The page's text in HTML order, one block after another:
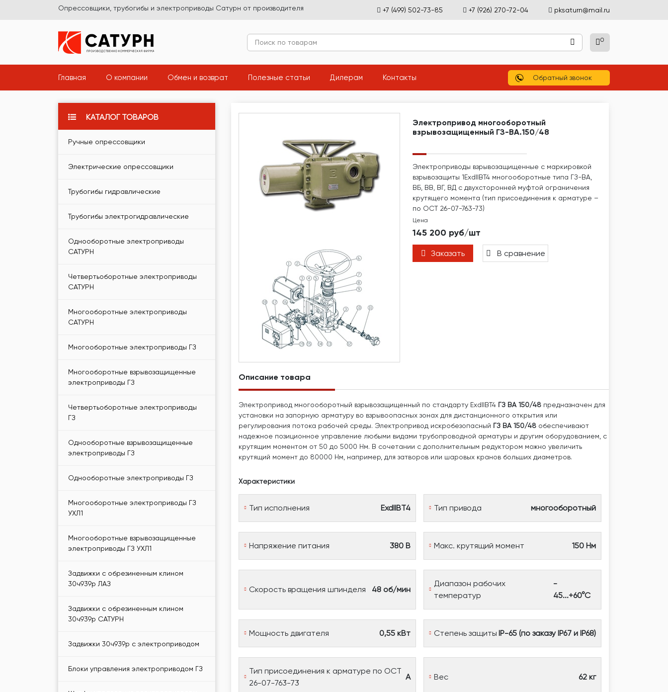
Опрессовщики, трубогибы и электроприводы Сатурн от производителя +7 (499) 502-73-85 +7 (926) 270-72-04 pksaturn@mail.ru
0
Главная (current)О компании (current)Обмен и возврат (current)Полезные статьи (current)Дилерам (current)Контакты Обратный звонок
КАТАЛОГ ТОВАРОВ
Ручные опрессовщики
Электрические опрессовщики
Трубогибы гидравлические
Трубогибы электрогидравлические
Однооборотные электроприводы
САТУРН
Четвертьоборотные электроприводы
САТУРН
Многооборотные электроприводы
САТУРН
Многооборотные электроприводы ГЗ
Многооборотные взрывозащищенные
электроприводы ГЗ
Четвертьоборотные электроприводы
ГЗ
Однооборотные взрывозащищенные
электроприводы ГЗ
Однооборотные электроприводы ГЗ
Многооборотные электроприводы ГЗ
УХЛ1
Многооборотные взрывозащищенные
электроприводы ГЗ УХЛ1
Задвижки с обрезиненным клином
30ч939р ЛАЗ
Задвижки с обрезиненным клином
30ч939р САТУРН
Задвижки 30ч939р с электроприводом
Блоки управления электроприводом ГЗ
Электропривод многооборотный
взрывозащищенный ГЗ-ВА.150/48
Электроприводы взрывозащищенные с маркировкой
взрывозащиты 1ЕхdIIBТ4 многооборотные типа ГЗ-ВА,
ВБ, ВВ, ВГ, ВД с двухсторонней муфтой ограничения
крутящего момента (тип присоединения к арматуре –
по ОСТ 26-07-763-73)
Цена
145 200 руб/шт
Заказать В сравнение
Описание товара
Электропривод многооборотный взрывозащищенный по стандарту ExdIIBT4 ГЗ ВА 150/48 предназначен для
установки на запорную арматуру во взрывоопасных зонах для дистанционного открытия или
регулирования потока рабочей среды. Электропривод искробезопасный ГЗ ВА 150/48обеспечивают
надежное позиционное управление любыми видами трубопроводной арматуры и другим оборудованием, с
крутящим моментом от 50 до 5000 Нм. В сочетании с дополнительным редуктором можно увеличить
крутящий момент до 80000 Нм, например, для затворов или шаровых кранов больших диаметров.
Характеристики
Тип исполнения ExdIIBT4 Тип привода многооборотный
Напряжение питания 380 В Макс. крутящий момент 150 Нм
Скорость вращения шпинделя 48 об/мин
Диапазон рабочих
температур
-
45...+60°С
Мощность двигателя 0,55 кВт Степень защиты IP-65 (по заказу IP67 и IP68)
Тип присоединения к арматуре по ОСТ
26-07-763-73
А Вес 62 кг